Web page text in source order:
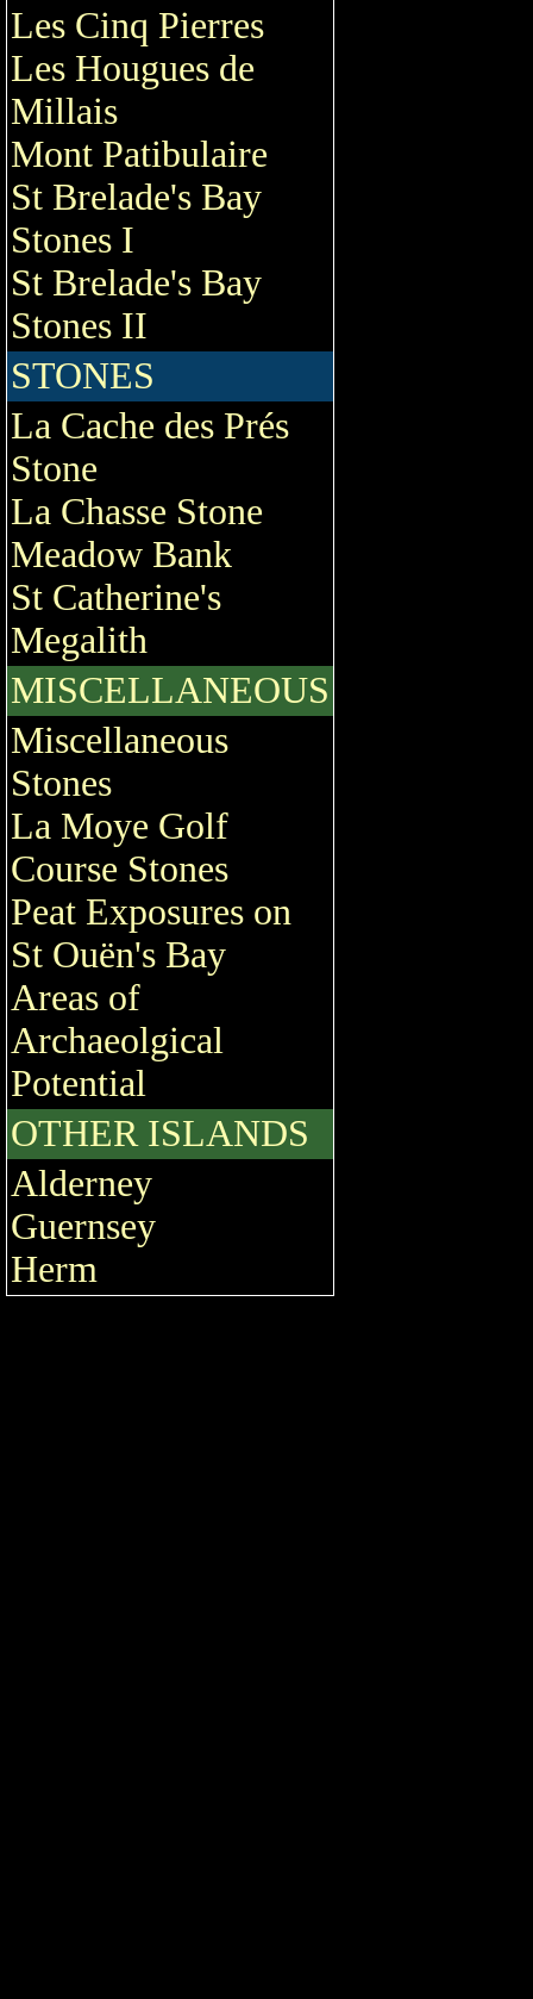
Les Cinq Pierres
Les Hougues de
Millais
Mont Patibulaire
St Brelade's Bay
Stones I
St Brelade's Bay
Stones II
STONES
La Cache des Prés
Stone
La Chasse Stone
Meadow Bank
St Catherine's
Megalith
MISCELLANEOUS
Miscellaneous
Stones
La Moye Golf
Course Stones
Peat Exposures on
St Ouën's Bay
Areas of
Archaeolgical
Potential
OTHER ISLANDS
Alderney
Guernsey
Herm